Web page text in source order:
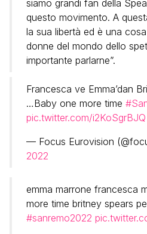
siamo grandi fan della
questo movimento. A
la sua libertà ed è una
donne del mondo dello
importante parlarne”.
Francesca ve Emma’dan
…Baby one more time
pic.twitter.com/i2KoSgrBJQ
— Focus Eurovision
2022
emma marrone francesca
more time britney spears
#sanremo2022